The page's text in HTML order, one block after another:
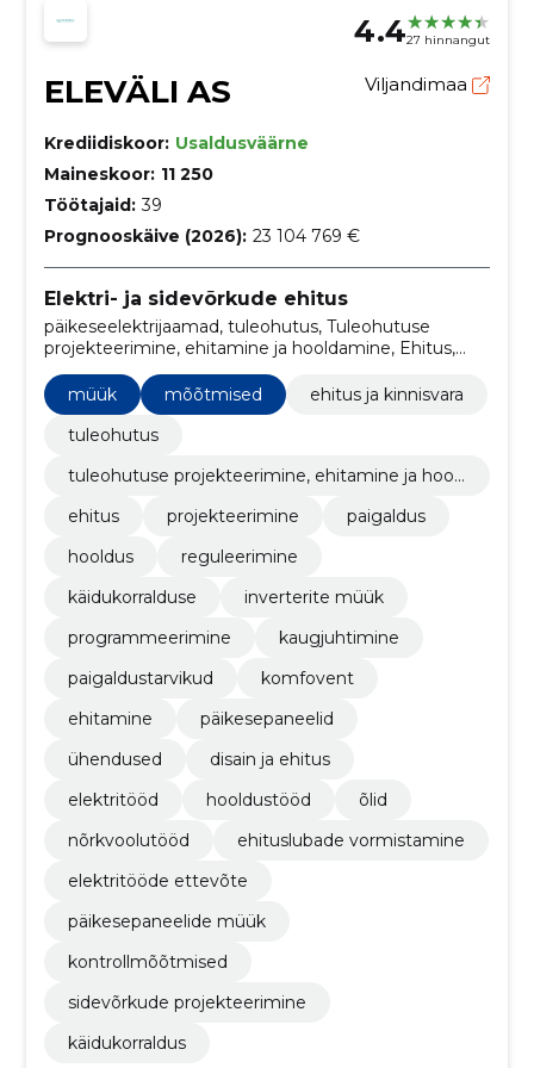
4.427 hinnangut
ELEVÄLI AS Viljandimaa
Krediidiskoor: Usaldusväärne
Maineskoor: 11 250
Töötajaid: 39
Prognooskäive (2026): 23 104 769 €
Elektri- ja sidevõrkude ehitus
päikeseelektrijaamad, tuleohutus, Tuleohutuse
projekteerimine, ehitamine ja hooldamine, Ehitus,
Projekteerimine, paigaldus, müük, hooldus,
reguleerimine, käidukorralduse
müük mõõtmised
ehitus ja kinnisvara
tuleohutus
tuleohutuse projekteerimine, ehitamine ja hool
ehitus
projekteerimine
paigaldus
hooldus
reguleerimine
käidukorralduse
inverterite müük
programmeerimine
kaugjuhtimine
paigaldustarvikud
komfovent
ehitamine
päikesepaneelid
ühendused
disain ja ehitus
elektritööd
hooldustööd
õlid
nõrkvoolutööd
ehituslubade vormistamine
elektritööde ettevõte
päikesepaneelide müük
kontrollmõõtmised
sidevõrkude projekteerimine
käidukorraldus